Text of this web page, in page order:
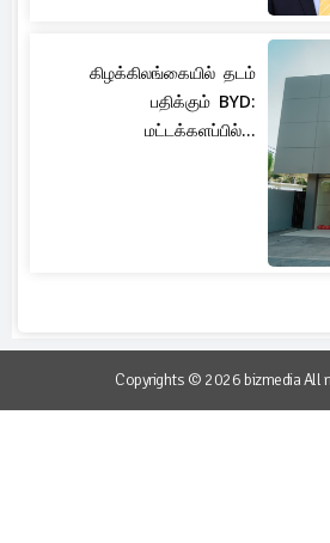
கிழக்கிலங்கையில் தடம்
பதிக்கும் BYD:
மட்டக்களப்பில்...
Copyrights © 2026 bizmedia All